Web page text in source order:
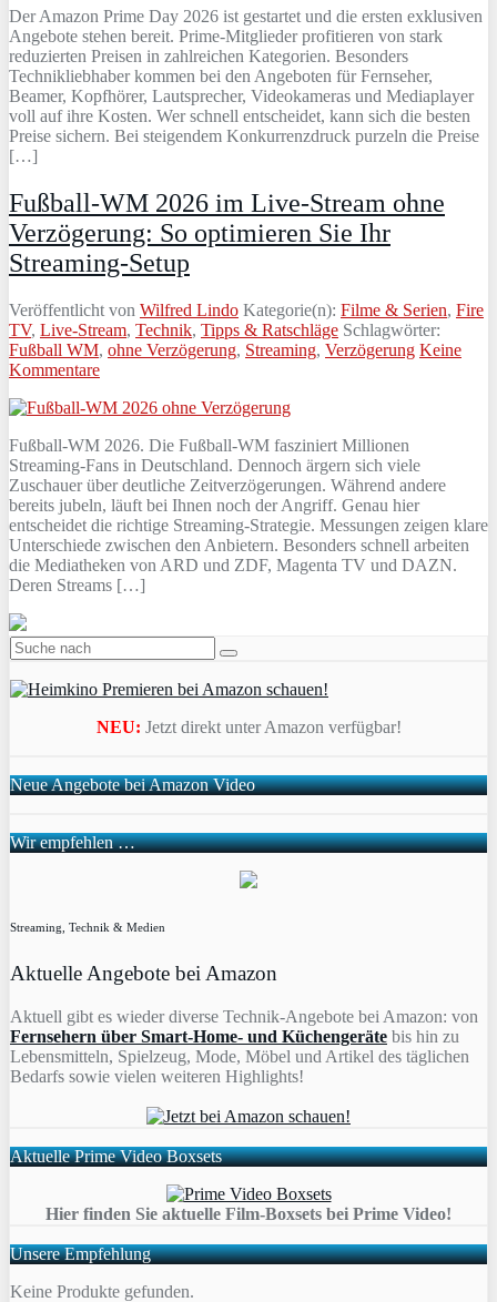
Der Amazon Prime Day 2026 ist gestartet und die ersten exklusiven
Angebote stehen bereit. Prime-Mitglieder profitieren von stark
reduzierten Preisen in zahlreichen Kategorien. Besonders
Technikliebhaber kommen bei den Angeboten für Fernseher,
Beamer, Kopfhörer, Lautsprecher, Videokameras und Mediaplayer
voll auf ihre Kosten. Wer schnell entscheidet, kann sich die besten
Preise sichern. Bei steigendem Konkurrenzdruck purzeln die Preise
[…]
Fußball-WM 2026 im Live-Stream ohne
Verzögerung: So optimieren Sie Ihr
Streaming-Setup
Veröffentlicht von Wilfred Lindo Kategorie(n): Filme & Serien, Fire
TV, Live-Stream, Technik, Tipps & Ratschläge Schlagwörter:
Fußball WM, ohne Verzögerung, Streaming, Verzögerung Keine
Kommentare
Fußball-WM 2026. Die Fußball-WM fasziniert Millionen
Streaming-Fans in Deutschland. Dennoch ärgern sich viele
Zuschauer über deutliche Zeitverzögerungen. Während andere
bereits jubeln, läuft bei Ihnen noch der Angriff. Genau hier
entscheidet die richtige Streaming-Strategie. Messungen zeigen klare
Unterschiede zwischen den Anbietern. Besonders schnell arbeiten
die Mediatheken von ARD und ZDF, Magenta TV und DAZN.
Deren Streams […]
NEU: Jetzt direkt unter Amazon verfügbar!
Neue Angebote bei Amazon Video
Wir empfehlen …
Streaming, Technik & Medien
Aktuelle Angebote bei Amazon
Aktuell gibt es wieder diverse Technik-Angebote bei Amazon: von
Fernsehern über Smart-Home- und Küchengeräte bis hin zu
Lebensmitteln, Spielzeug, Mode, Möbel und Artikel des täglichen
Bedarfs sowie vielen weiteren Highlights!
Aktuelle Prime Video Boxsets
Hier finden Sie aktuelle Film-Boxsets bei Prime Video!
Unsere Empfehlung
Keine Produkte gefunden.